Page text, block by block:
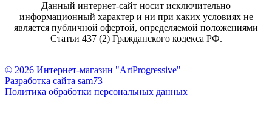
Данный интернет-сайт носит исключительно
информационный характер и ни при каких условиях не
является публичной офертой, определяемой положениями
Статьи 437 (2) Гражданского кодекса РФ.
© 2026 Интернет-магазин "ArtProgressive"
Разработка сайта sam73
Политика обработки персональных данных